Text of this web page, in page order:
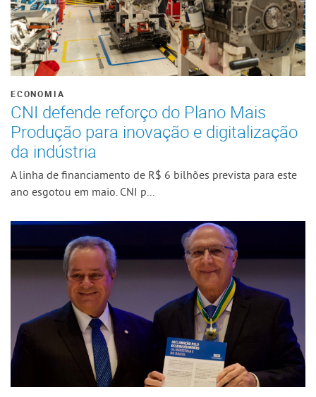
ECONOMIA
CNI defende reforço do Plano Mais
Produção para inovação e digitalização
da indústria
A linha de financiamento de R$ 6 bilhões prevista para este
ano esgotou em maio. CNI p...